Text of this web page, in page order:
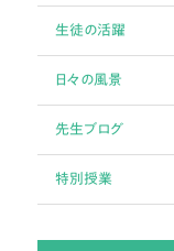
生徒の活躍
日々の風景
先生ブログ
特別授業